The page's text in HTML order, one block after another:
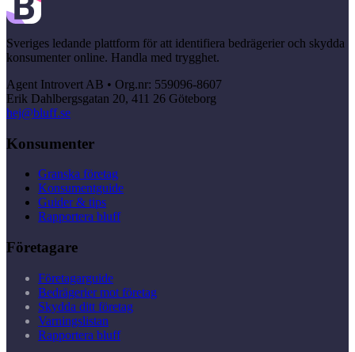
Sveriges ledande plattform för att identifiera bedrägerier och skydda
konsumenter online. Handla med trygghet.
Agent Introvert AB • Org.nr: 559096-8607
Erik Dahlbergsgatan 20, 411 26 Göteborg
hej@bluff.se
Konsumenter
Granska företag
Konsumentguide
Guider & tips
Rapportera bluff
Företagare
Företagarguide
Bedrägerier mot företag
Skydda ditt företag
Varningslistan
Rapportera bluff